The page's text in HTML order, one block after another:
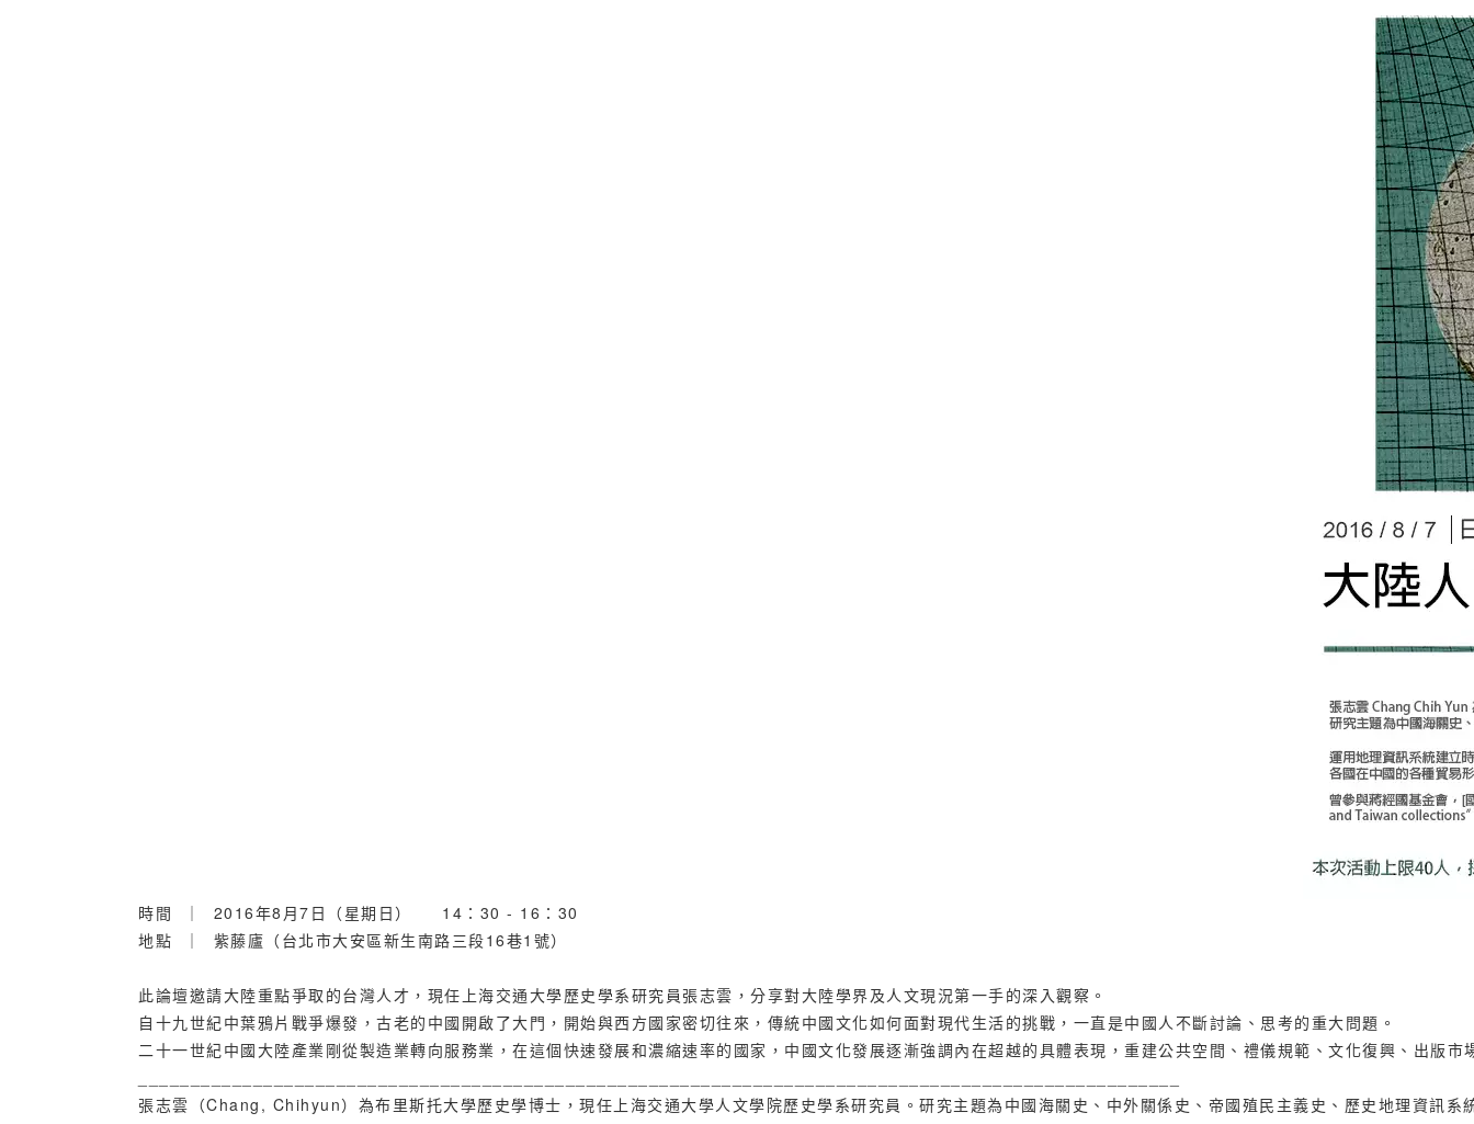
時間 ｜ 2016年8月7日（星期日） 14：30 - 16：30
地點 ｜ 紫藤廬（台北市大安區新生南路三段16巷1號）
此論壇邀請大陸重點爭取的台灣人才，現任上海交通大學歷史學系研究員張志雲，分享對大陸學界及人文現況第一手的深入觀察。
自十九世紀中葉鴉片戰爭爆發，古老的中國開啟了大門，開始與西方國家密切往來，傳統中國文化如何面對現代生活的挑戰，一直是中國人不斷討論、思考的重大問題。
二十一世紀中國大陸產業剛從製造業轉向服務業，在這個快速發展和濃縮速率的國家，中國文化發展逐漸強調內在超越的具體表現，重建公共空間、禮儀規範、文化復興、出
張志雲（Chang, Chihyun）為布里斯托大學歷史學博士，現任上海交通大學人文學院歷史學系研究員。研究主題為中國海關史、中外關係史、帝國殖民主義史、歷史地理資訊